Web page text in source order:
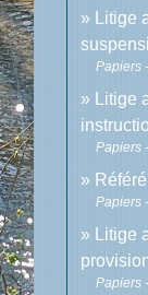
Litige
Papiers
Litige
Papiers
Papiers
Litige
Papiers